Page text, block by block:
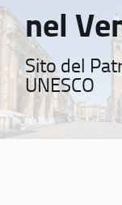
nel
Sito del
UNESCO